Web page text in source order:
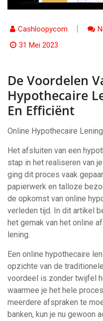
Cashloopycom
31 Mei 2023
De Voordelen
Hypothecaire
En Efficiënt
Online Hypothecaire
Het afsluiten van een
stap in het realiseren van
ging dit proces vaak
papierwerk en talloze
de opkomst van online
verleden tijd. In dit artikel
het gemak van het online
lening.
Een online hypothecaire
opzichte van de
voordeel is zonder twijfel
waarmee je het hele
meerdere afspraken te
banken, kun je nu gewoon